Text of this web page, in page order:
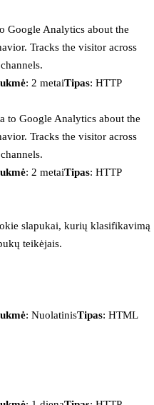
Google Analytics about the
Tracks the visitor across
: 2 metaiTipas: HTTP
to Google Analytics about the
Tracks the visitor across
: 2 metaiTipas: HTTP
slapukai, kurių klasifikavimą
teikėjais.
: NuolatinisTipas: HTML